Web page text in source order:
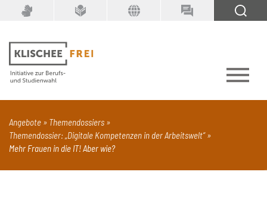
Suchbegriff
PDF Seite mit Video Alle Dokumenttypen
Angebote
Themendossiers
Themendossier: „Digitale Kompetenzen in der Arbeitswelt“
Mehr Frauen in die IT! Aber wie?